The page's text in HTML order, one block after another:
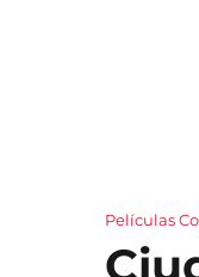
Películas